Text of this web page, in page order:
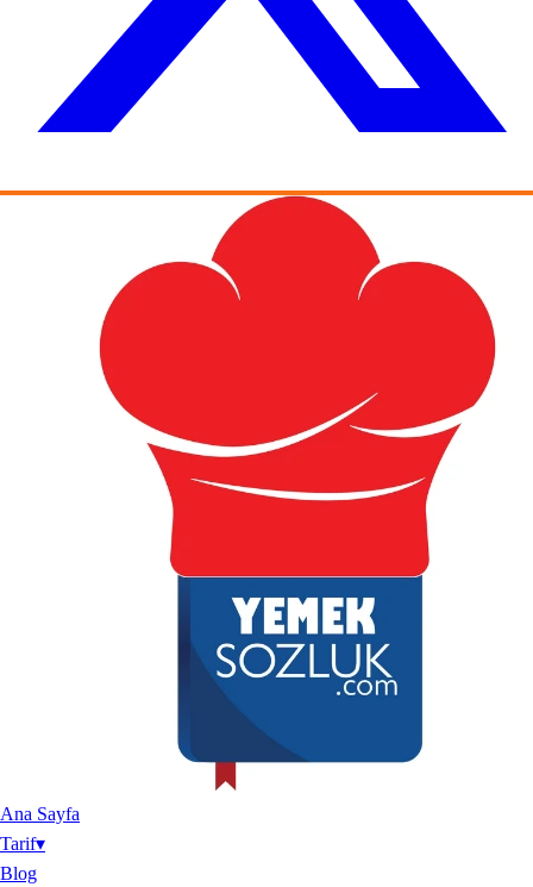
Ana Sayfa
Tarif▾
Blog